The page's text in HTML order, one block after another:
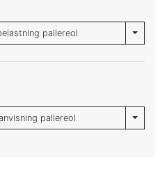
pallereol Toggle
pallereol Toggle